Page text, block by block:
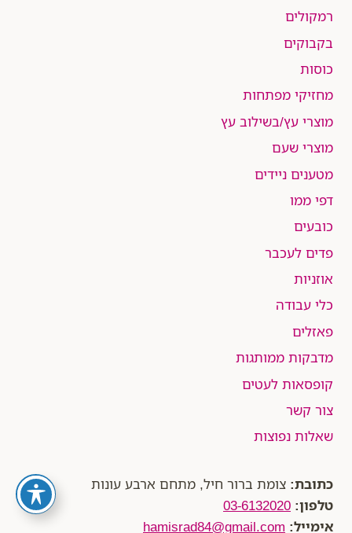
רמקולים
בקבוקים
כוסות
מחזיקי מפתחות
מוצרי עץ/בשילוב עץ
מוצרי שעם
מטענים ניידים
דפי ממו
כובעים
פדים לעכבר
אוזניות
כלי עבודה
פאזלים
מדבקות ממותגות
קופסאות לעטים
צור קשר
שאלות נפוצות
כתובת: צומת ברור חיל, מתחם ארבע עונות
טלפון: 03-6132020
אימייל: hamisrad84@gmail.com